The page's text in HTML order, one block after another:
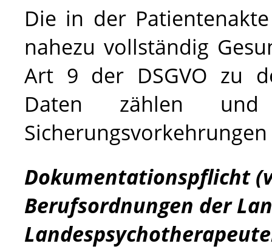
Die in der
nahezu vollständig
Art 9 der DSGVO zu
Daten zählen und
Dokumentationspflicht
Berufsordnungen der